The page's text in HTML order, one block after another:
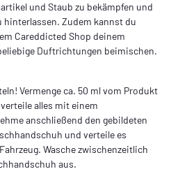
und Staub zu bekämpfen und
hinterlassen. Zudem kannst du
Careddicted Shop deinem
Duftrichtungen beimischen.
Vermenge ca. 50 ml vom Produkt
alles mit einem
anschließend den gebildeten
und verteile es
Wasche zwischenzeitlich
aus.